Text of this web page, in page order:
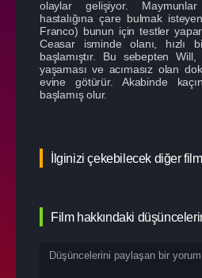
olaylar gelişiyor.
hastalığına çare bulmak
Franco) bunun için testler
Ceasar isminde olanı, hızlı
başlamıştır. Bu sebepten
yaşaması ve acımasız olan
evine götürür. Akabinde
başlamış olur.
İlginizi çekebilecek diğer
Film hakkındaki